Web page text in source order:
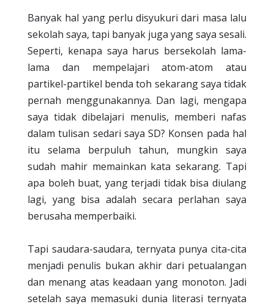
Banyak hal yang perlu disyukuri dari masa lalu
sekolah saya, tapi banyak juga yang saya sesali.
Seperti, kenapa saya harus bersekolah lama-
lama dan mempelajari atom-atom atau
partikel-partikel benda toh sekarang saya tidak
pernah menggunakannya. Dan lagi, mengapa
saya tidak dibelajari menulis, memberi nafas
dalam tulisan sedari saya SD? Konsen pada hal
itu selama berpuluh tahun, mungkin saya
sudah mahir memainkan kata sekarang. Tapi
apa boleh buat, yang terjadi tidak bisa diulang
lagi, yang bisa adalah secara perlahan saya
berusaha memperbaiki.
Tapi saudara-saudara, ternyata punya cita-cita
menjadi penulis bukan akhir dari petualangan
dan menang atas keadaan yang monoton. Jadi
setelah saya memasuki dunia literasi ternyata